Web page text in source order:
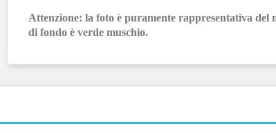
Attenzione: la foto è puramente rappresentativa del
di fondo è verde muschio.